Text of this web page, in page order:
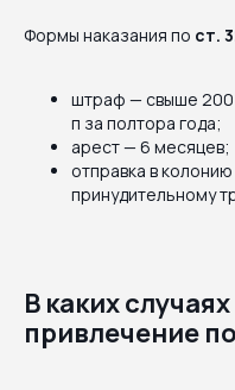
Формы наказания по ст.
штраф — свыше 200
п за полтора года;
арест — 6 месяцев;
отправка в
принудительному
В каких
привлечение